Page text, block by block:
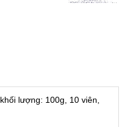
lượng: 100g, 10 viên,